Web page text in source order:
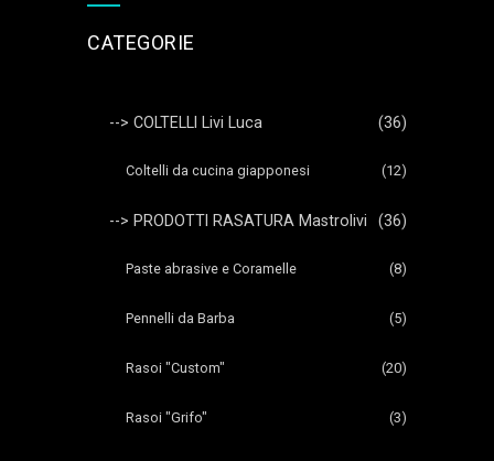
CATEGORIE
--> COLTELLI Livi Luca (36)
Coltelli da cucina giapponesi (12)
--> PRODOTTI RASATURA Mastrolivi (36)
Paste abrasive e Coramelle (8)
Pennelli da Barba (5)
Rasoi "Custom" (20)
Rasoi "Grifo" (3)